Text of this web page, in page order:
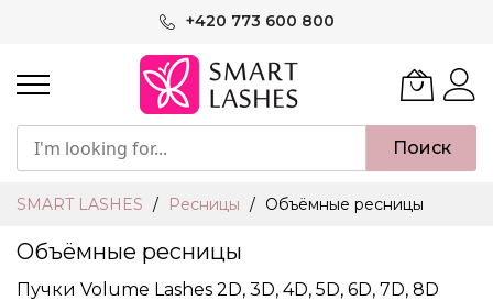
+420 773 600 800
Поиск
SMART LASHES Ресницы Объёмные ресницы
Объёмные ресницы
Пучки Volume Lashes 2D, 3D, 4D, 5D, 6D, 7D, 8D